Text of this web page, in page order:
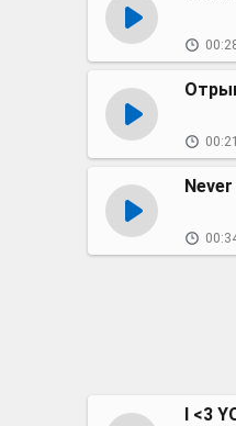
00:21
I <3